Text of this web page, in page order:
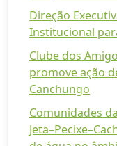
Direção
Institucional
Clube dos
promove ação
Canchungo
Comunidades